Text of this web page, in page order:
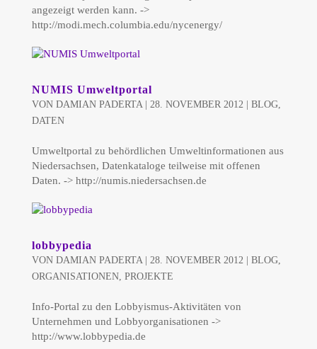
angezeigt werden kann. ->
http://modi.mech.columbia.edu/nycenergy/
NUMIS Umweltportal
VON DAMIAN PADERTA| 28. NOVEMBER 2012| BLOG,
DATEN
Umweltportal zu behördlichen Umweltinformationen aus
Niedersachsen, Datenkataloge teilweise mit offenen
Daten. -> http://numis.niedersachsen.de
lobbypedia
VON DAMIAN PADERTA| 28. NOVEMBER 2012| BLOG,
ORGANISATIONEN, PROJEKTE
Info-Portal zu den Lobbyismus-Aktivitäten von
Unternehmen und Lobbyorganisationen ->
http://www.lobbypedia.de